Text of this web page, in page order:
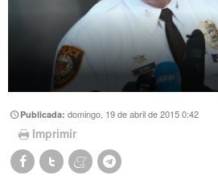
Publicada:domingo, 19 de abril de 2015 0:42
Imprimir